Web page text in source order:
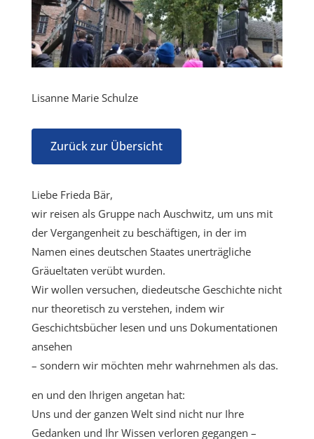
Lisanne Marie Schulze
Zurück zur Übersicht
Liebe Frieda Bär,
wir reisen als Gruppe nach Auschwitz, um uns mit
der Vergangenheit zu beschäftigen, in der im
Namen eines deutschen Staates unerträgliche
Gräueltaten verübt wurden.
Wir wollen versuchen, diedeutsche Geschichte nicht
nur theoretisch zu verstehen, indem wir
Geschichtsbücher lesen und uns Dokumentationen
ansehen
– sondern wir möchten mehr wahrnehmen als das.
en und den Ihrigen angetan hat:
Uns und der ganzen Welt sind nicht nur Ihre
Gedanken und Ihr Wissen verloren gegangen –